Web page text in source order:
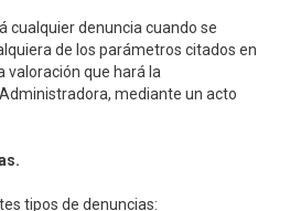
cualquier denuncia cuando se
de los parámetros citados en
valoración que hará la
mediante un acto
tipos de denuncias: